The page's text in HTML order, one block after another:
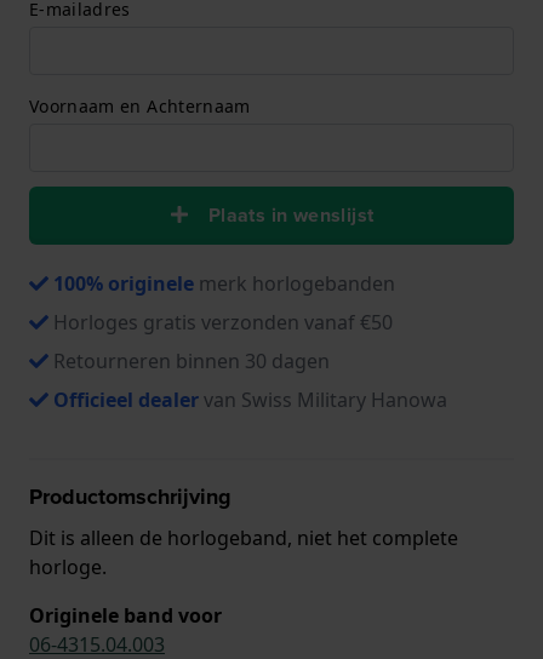
E-mailadres
Voornaam en Achternaam
Plaats in wenslijst
100% originele merk horlogebanden
Horloges gratis verzonden vanaf €50
Retourneren binnen 30 dagen
Officieel dealervan Swiss Military Hanowa
Productomschrijving
Dit is alleen de horlogeband, niet het complete
horloge.
Originele band voor
06-4315.04.003